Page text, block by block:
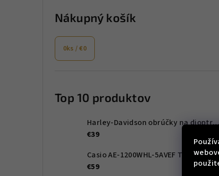
Nákupný košík
0ks /€0
Top 10 produktov
Harley-Davidson obrúčky na dioptrické
€39
Casio AE-1200WHL-5AVEF Timeless Collection 42mm 10ATM
€59